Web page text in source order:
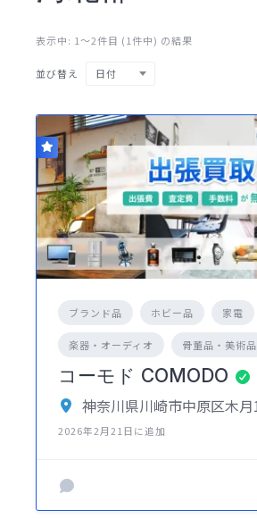
表示中: 1〜2件目 (1件中) の結果
並び替え 日付
ブランド品 ホビー品 家電
楽器・オーディオ 骨董品・美術品
コーモド COMODO
2026年2月21日に追加